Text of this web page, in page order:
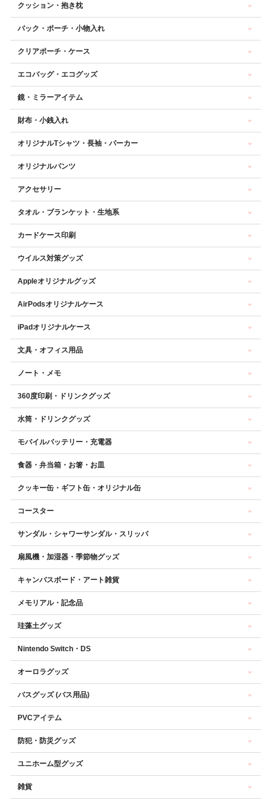
クッション・抱き枕
バック・ポーチ・小物入れ
クリアポーチ・ケース
エコバッグ・エコグッズ
鏡・ミラーアイテム
財布・小銭入れ
オリジナルTシャツ・長袖・パーカー
オリジナルパンツ
アクセサリー
タオル・ブランケット・生地系
カードケース印刷
ウイルス対策グッズ
Appleオリジナルグッズ
AirPodsオリジナルケース
iPadオリジナルケース
文具・オフィス用品
ノート・メモ
360度印刷・ドリンクグッズ
水筒・ドリンクグッズ
モバイルバッテリー・充電器
食器・弁当箱・お箸・お皿
クッキー缶・ギフト缶・オリジナル缶
コースター
サンダル・シャワーサンダル・スリッパ
扇風機・加湿器・季節物グッズ
キャンバスボード・アート雑貨
メモリアル・記念品
珪藻土グッズ
Nintendo Switch・DS
オーロラグッズ
バスグッズ (バス用品)
PVCアイテム
防犯・防災グッズ
ユニホーム型グッズ
雑貨